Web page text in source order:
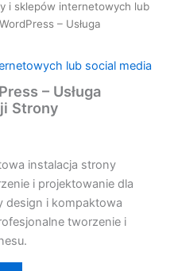
i sklepów internetowych lub
– Usługa
lub social media
– Usługa
Strony
instalacja strony
i projektowanie dla
design i kompaktowa
tworzenie i